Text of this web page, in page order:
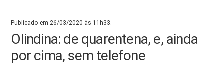
Publicado em 26/03/2020 às 11h33.
Olindina: de quarentena, e, ainda
por cima, sem telefone